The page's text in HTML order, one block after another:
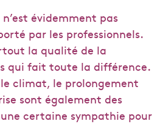
évidemment pas
par les professionnels.
la qualité de la
qui fait toute la différence.
climat, le prolongement
sont également des
certaine sympathie pour